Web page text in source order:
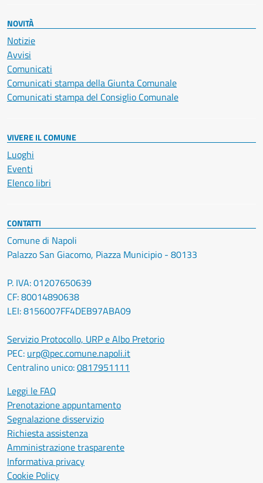
NOVITÀ
Notizie
Avvisi
Comunicati
Comunicati stampa della Giunta Comunale
Comunicati stampa del Consiglio Comunale
VIVERE IL COMUNE
Luoghi
Eventi
Elenco libri
CONTATTI
Comune di Napoli
Palazzo San Giacomo, Piazza Municipio - 80133
P. IVA: 01207650639
CF: 80014890638
LEI: 8156007FF4DEB97ABA09
Servizio Protocollo, URP e Albo Pretorio
PEC: urp@pec.comune.napoli.it
Centralino unico:0817951111
Leggi le FAQ
Prenotazione appuntamento
Segnalazione disservizio
Richiesta assistenza
Amministrazione trasparente
Informativa privacy
Cookie Policy